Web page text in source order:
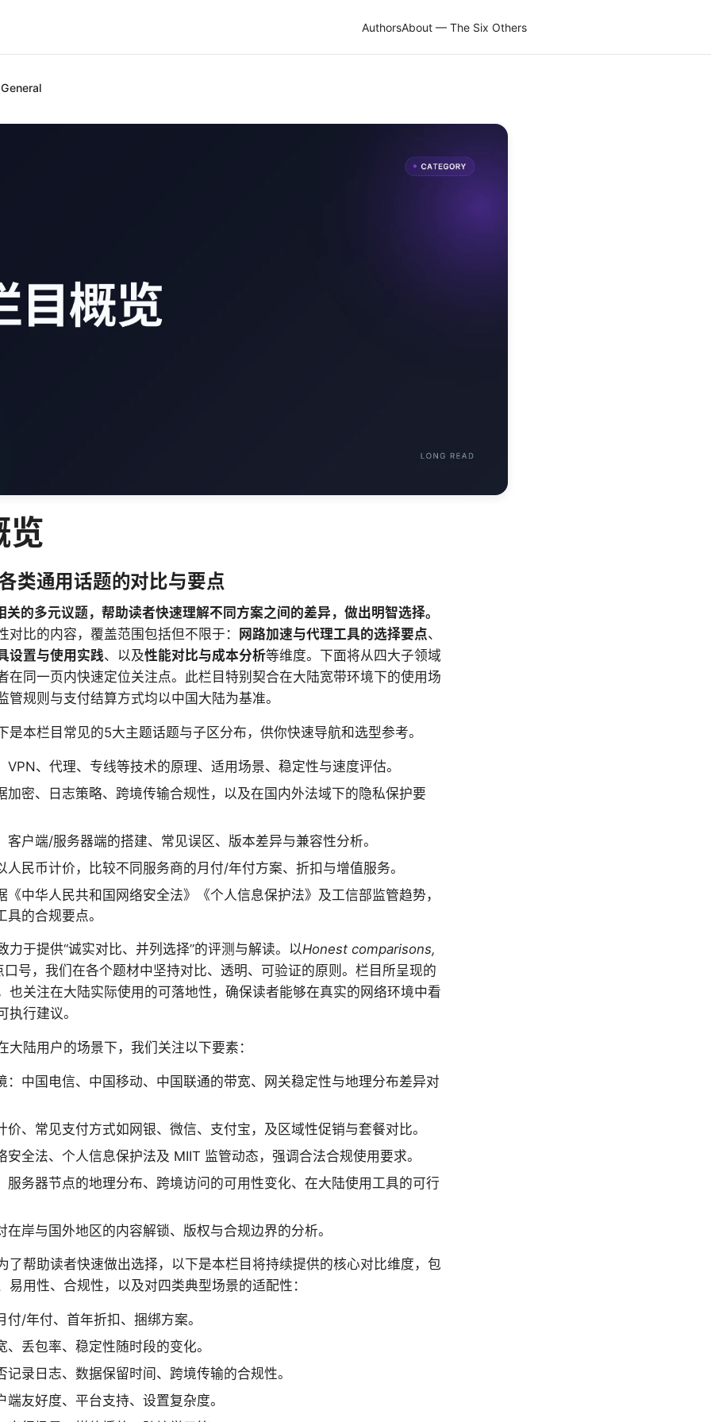
AuthorsAbout — The Six Others
General
览
类通用话题的对比与要点
关的多元议题，帮助读者快速理解不同方案之间的差异，做出明智选择。
比的内容，覆盖范围包括但不限于：
网路加速与代理工具的选择要点、
设置与使用实践、以及性能对比与成本分析等维度。下面将从四大子领域
在同一页内快速定位关注点。此栏目特别契合在大陆宽带环境下的使用场
管规则与支付结算方式均以中国大陆为基准。
是本栏目常见的5大主题话题与子区分布，供你快速导航和选型参考。
VPN、代理、专线等技术的原理、适用场景、稳定性与速度评估。
加密、日志策略、跨境传输合规性，以及在国内外法域下的隐私保护要
客户端/服务器端的搭建、常见误区、版本差异与兼容性分析。
人民币计价，比较不同服务商的月付/年付方案、折扣与增值服务。
《中华人民共和国网络安全法》《个人信息保护法》及工信部监管趋势，
的合规要点。
力于提供“诚实对比、并列选择”的评测与解读。以Honest comparisons,
口号，我们在各个题材中坚持对比、透明、可验证的原则。栏目所呈现的
也关注在大陆实际使用的可落地性，确保读者能够在真实的网络环境中看
行建议。
大陆用户的场景下，我们关注以下要素：
：中国电信、中国移动、中国联通的带宽、网关稳定性与地理分布差异对
价、常见支付方式如网银、微信、支付宝，及区域性促销与套餐对比。
安全法、个人信息保护法及 MIIT 监管动态，强调合法合规使用要求。
服务器节点的地理分布、跨境访问的可用性变化、在大陆使用工具的可行
岸与国外地区的内容解锁、版权与合规边界的分析。
了帮助读者快速做出选择，以下是本栏目将持续提供的核心对比维度，包
易用性、合规性，以及对四类典型场景的适配性：
/年付、首年折扣、捆绑方案。
丢包率、稳定性随时段的变化。
录日志、数据保留时间、跨境传输的合规性。
友好度、平台支持、设置复杂度。